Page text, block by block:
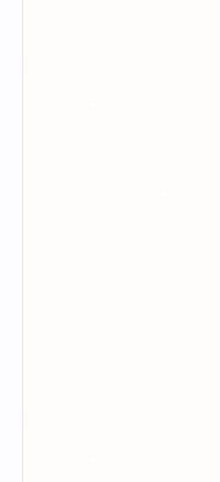
30.- BỔ TRUNG
31.- CHẬN CỬ
32.- CHẬN CỬ